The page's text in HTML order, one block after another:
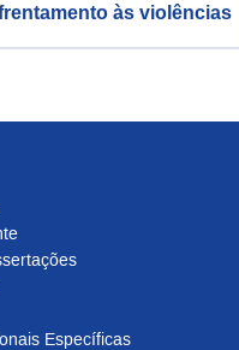
às violências
Específicas